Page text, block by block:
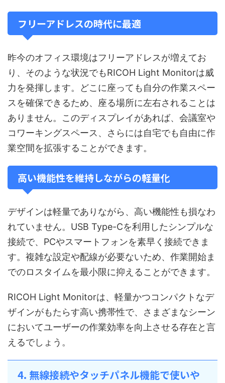
フリーアドレスの時代に最適
昨今のオフィス環境はフリーアドレスが増えてお
り、そのような状況でもRICOH Light Monitorは威
力を発揮します。どこに座っても自分の作業スペー
スを確保できるため、座る場所に左右されることは
ありません。このディスプレイがあれば、会議室や
コワーキングスペース、さらには自宅でも自由に作
業空間を拡張することができます。
高い機能性を維持しながらの軽量化
デザインは軽量でありながら、高い機能性も損なわ
れていません。USB Type-Cを利用したシンプルな
接続で、PCやスマートフォンを素早く接続できま
す。複雑な設定や配線が必要ないため、作業開始ま
でのロスタイムを最小限に抑えることができます。
RICOH Light Monitorは、軽量かつコンパクトなデ
ザインがもたらす高い携帯性で、さまざまなシーン
においてユーザーの作業効率を向上させる存在と言
えるでしょう。
4. 無線接続やタッチパネル機能で使いや